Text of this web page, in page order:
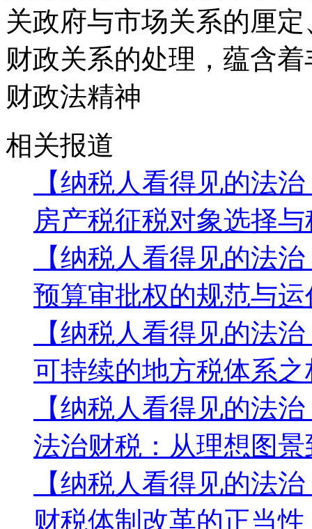
关政府与市场关系的厘
财政关系的处理，蕴含
财政法精神
相关报道
【纳税人看得见的法
房产税征税对象选择
【纳税人看得见的法
预算审批权的规范与运
【纳税人看得见的法
可持续的地方税体系之
【纳税人看得见的法
法治财税：从理想图
【纳税人看得见的法
财税体制改革的正当性